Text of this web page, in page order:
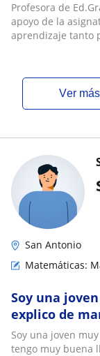
Profesora de
apoyo de la
aprendizaje tanto
ver más
San Antonio
Matemáticas:
Soy una
explico de
llegada con
Soy una joven
tengo muy buena